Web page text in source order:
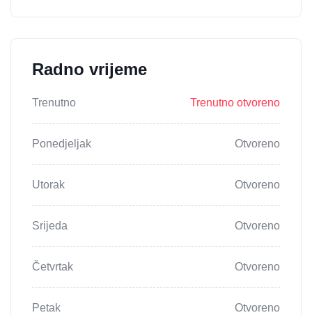
Radno vrijeme
Trenutno Trenutno otvoreno
Ponedjeljak Otvoreno
Utorak Otvoreno
Srijeda Otvoreno
Četvrtak Otvoreno
Petak Otvoreno